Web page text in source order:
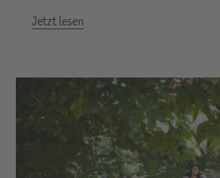
Jetzt lesen